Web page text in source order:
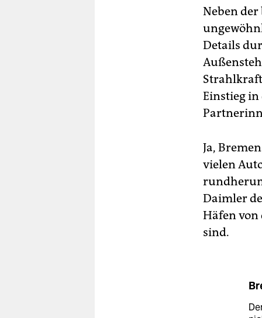
Neben
Details
Einstieg in
Ja,
vielen
Daimler
Häfen von
sind.